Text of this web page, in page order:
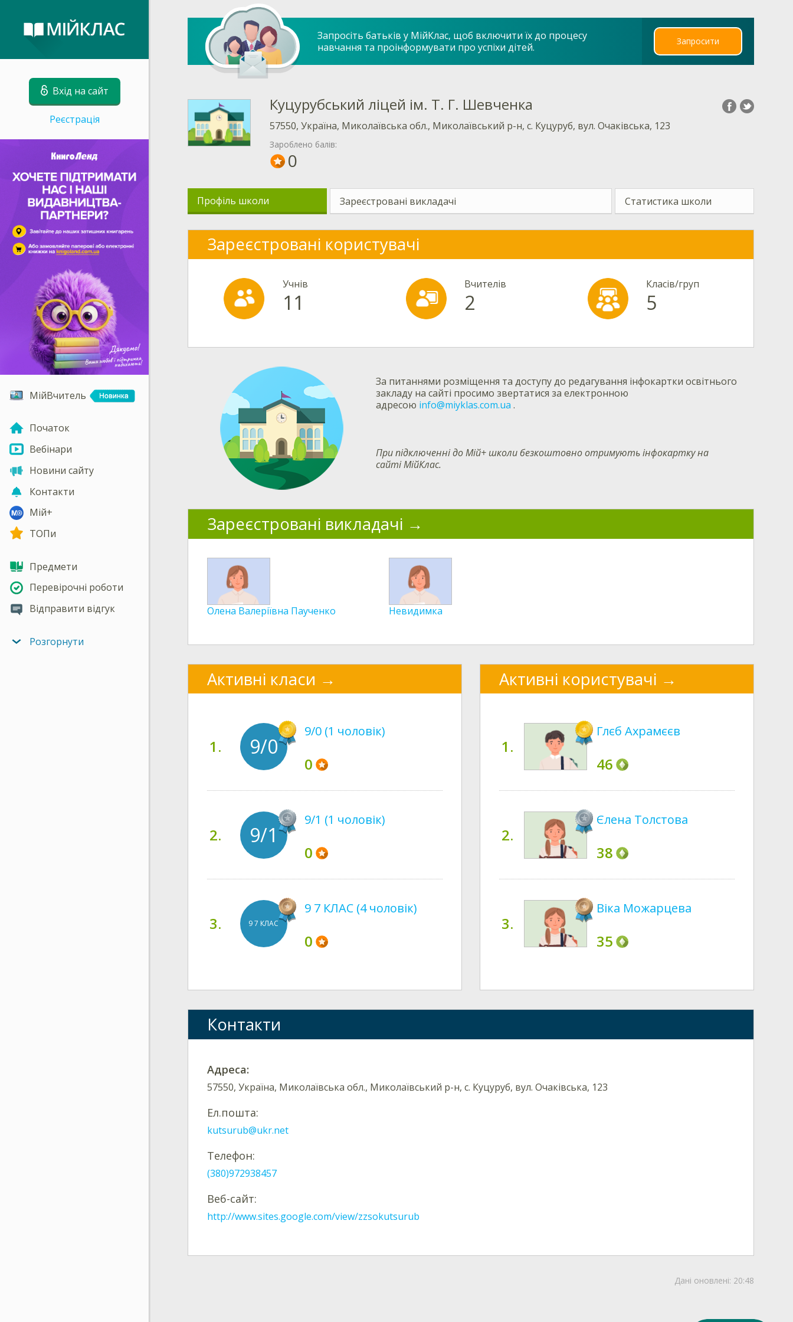
Вхід на сайт
Реєстрація
МійВчитель
Початок
Вебінари
Новини сайту
Контакти
Мій+
ТОПи
Предмети
Перевірочні роботи
Відправити відгук
Розгорнути
Запросіть батьків у МійКлас, щоб включити їх до процесу
навчання та проінформувати про успіхи дітей.
Запросити
Куцурубський ліцей ім. Т. Г. Шевченка
57550, Україна, Миколаївська обл., Миколаївський р-н, с. Куцуруб, вул. Очаківська, 123
Зароблено балів:
0
Профіль школи Зареєстровані викладачі Статистика школи
Зареєстровані користувачі
Учнів
11
Вчителів
2
Класів/груп
5
За питаннями розміщення та доступу до редагування інфокартки освітнього
закладу на сайті просимо звертатися за електронною
адресою info@miyklas.com.ua .
При підключенні до Мій+ школи безкоштовно отримують інфокартку на
сайті МійКлас.
Зареєстровані викладачі
Олена Валеріївна Паученко Невидимка
Активні класи
1. 9/0
9/0 (1 чоловік)
0
2. 9/1
9/1 (1 чоловік)
0
3. 9 7 КЛАС
9 7 КЛАС (4 чоловік)
0
Активні користувачі
1.
Глєб Ахрамєєв
46
2.
Єлена Толстова
38
3.
Віка Можарцева
35
Контакти
Адреса:
57550, Україна, Миколаївська обл., Миколаївський р-н, с. Куцуруб, вул. Очаківська, 123
Ел.пошта:
kutsurub@ukr.net
Телефон:
(380)972938457
Веб-сайт:
http://www.sites.google.com/view/zzsokutsurub
Дані оновлені: 20:48